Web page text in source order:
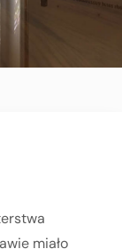
miało